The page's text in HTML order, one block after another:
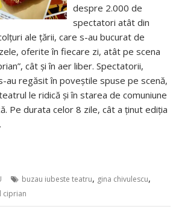
despre 2.000 de
spectatori atât din
ale țării, care s-au bucurat de
oferite în fiecare zi, atât pe scena
cât și în aer liber. Spectatorii,
au regăsit în poveștile spuse pe scenă,
le ridică și în starea de comuniune
Pe durata celor 8 zile, cât a ținut ediția
buzau iubeste teatru, gina chivulescu,
ciprian